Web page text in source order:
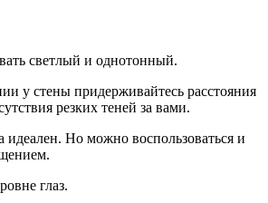
светлый и однотонный.
у стены придерживайтесь расстояния
резких теней за вами.
идеален. Но можно воспользоваться и
глаз.